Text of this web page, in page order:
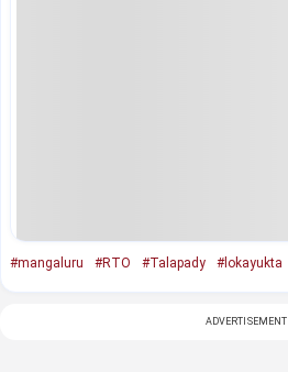
#mangaluru #RTO #Talapady #lokayukta
ADVERTISEMENT